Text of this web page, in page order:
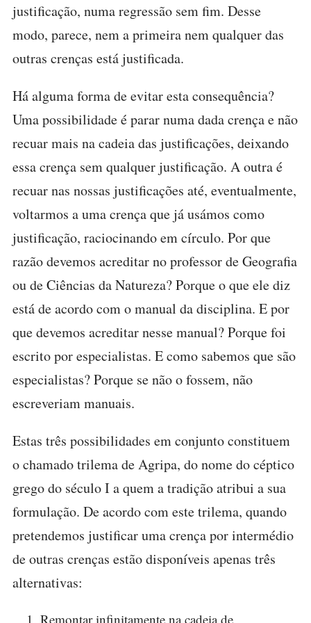
justificação, numa regressão sem fim. Desse
modo, parece, nem a primeira nem qualquer das
outras crenças está justificada.
Há alguma forma de evitar esta consequência?
Uma possibilidade é parar numa dada crença e não
recuar mais na cadeia das justificações, deixando
essa crença sem qualquer justificação. A outra é
recuar nas nossas justificações até, eventualmente,
voltarmos a uma crença que já usámos como
justificação, raciocinando em círculo. Por que
razão devemos acreditar no professor de Geografia
ou de Ciências da Natureza? Porque o que ele diz
está de acordo com o manual da disciplina. E por
que devemos acreditar nesse manual? Porque foi
escrito por especialistas. E como sabemos que são
especialistas? Porque se não o fossem, não
escreveriam manuais.
Estas três possibilidades em conjunto constituem
o chamado trilema de Agripa, do nome do céptico
grego do século I a quem a tradição atribui a sua
formulação. De acordo com este trilema, quando
pretendemos justificar uma crença por intermédio
de outras crenças estão disponíveis apenas três
alternativas:
Remontar infinitamente na cadeia de